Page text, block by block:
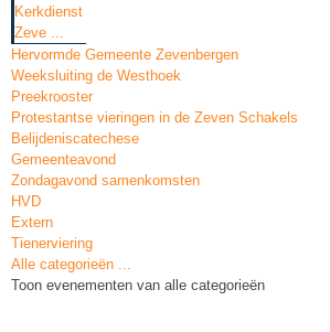
Kerkdienst
Zeve ...
Hervormde Gemeente Zevenbergen
Weeksluiting de Westhoek
Preekrooster
Protestantse vieringen in de Zeven Schakels
Belijdeniscatechese
Gemeenteavond
Zondagavond samenkomsten
HVD
Extern
Tienerviering
Alle categorieën ...
Toon evenementen van alle categorieën